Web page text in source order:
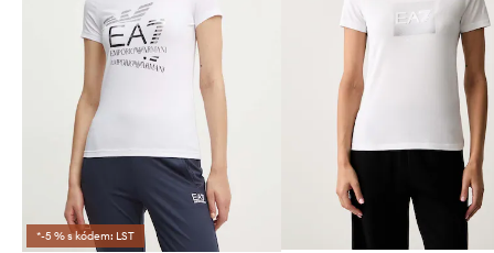
*-5 % s kódem: LST